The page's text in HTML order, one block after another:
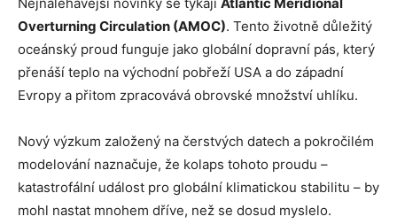
Overturning Circulation (AMOC). Tento životně důležitý
oceánský proud funguje jako globální dopravní pás, který
přenáší teplo na východní pobřeží USA a do západní
Evropy a přitom zpracovává obrovské množství uhlíku.
Nový výzkum založený na čerstvých datech a pokročilém
modelování naznačuje, že kolaps tohoto proudu –
katastrofální událost pro globální klimatickou stabilitu – by
mohl nastat mnohem dříve, než se dosud myslelo.